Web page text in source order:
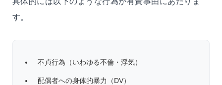
す。
不貞行為（いわゆる不倫・浮気）
配偶者への身体的暴力（DV）